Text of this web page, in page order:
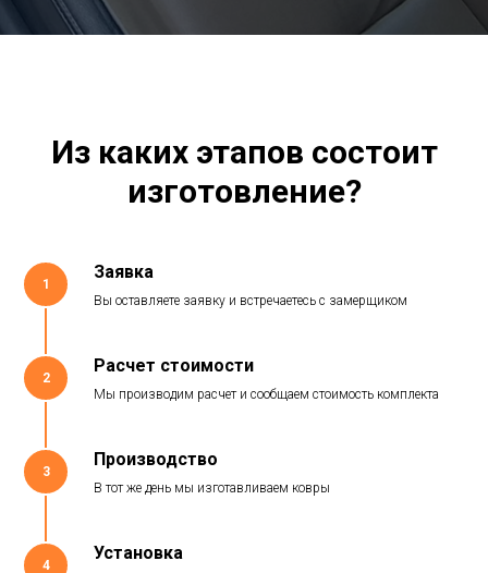
Из каких этапов состоит
изготовление?
1
Заявка
Вы оставляете заявку и встречаетесь с замерщиком
2
Расчет стоимости
Мы производим расчет и сообщаем стоимость комплекта
3
Производство
В тот же день мы изготавливаем ковры
4
Установка